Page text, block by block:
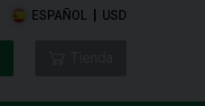
ESPAÑOL USD